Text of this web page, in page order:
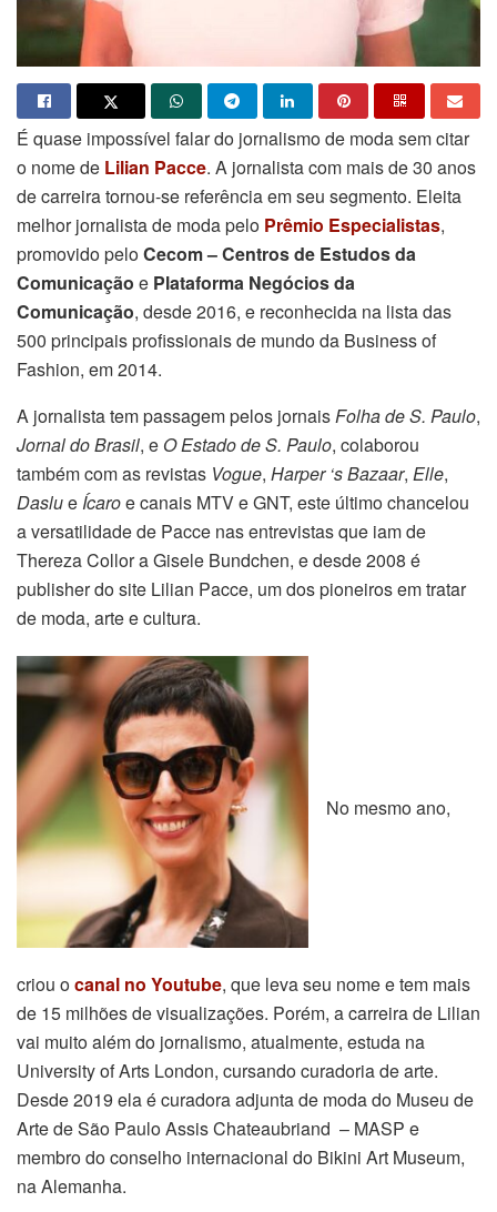
É quase impossível falar do jornalismo de moda sem citar
o nome de Lilian Pacce. A jornalista com mais de 30 anos
de carreira tornou-se referência em seu segmento. Eleita
melhor jornalista de moda pelo Prêmio Especialistas,
promovido peloCecom – Centros de Estudos da
Comunicação e Plataforma Negócios da
Comunicação, desde 2016, e reconhecida na lista das
500 principais profissionais de mundo da Business of
Fashion, em 2014.
A jornalista tem passagem pelos jornaisFolha de S. Paulo,
Jornal do Brasil, e O Estado de S. Paulo, colaborou
também com as revistas Vogue, Harper ‘s Bazaar, Elle,
Daslue Ícaroe canais MTV e GNT, este último chancelou
a versatilidade de Pacce nas entrevistas que iam de
Thereza Collor a Gisele Bundchen, e desde 2008 é
publisher do site Lilian Pacce, um dos pioneiros em tratar
de moda, arte e cultura.
No mesmo ano,
criou ocanal no Youtube, que leva seu nome e tem mais
de 15 milhões de visualizações. Porém, a carreira de Lilian
vai muito além do jornalismo, atualmente, estuda na
University of Arts London, cursando curadoria de arte.
Desde 2019 ela é curadora adjunta de moda do Museu de
Arte de São Paulo Assis Chateaubriand – MASP e
membro do conselho internacional do Bikini Art Museum,
na Alemanha.